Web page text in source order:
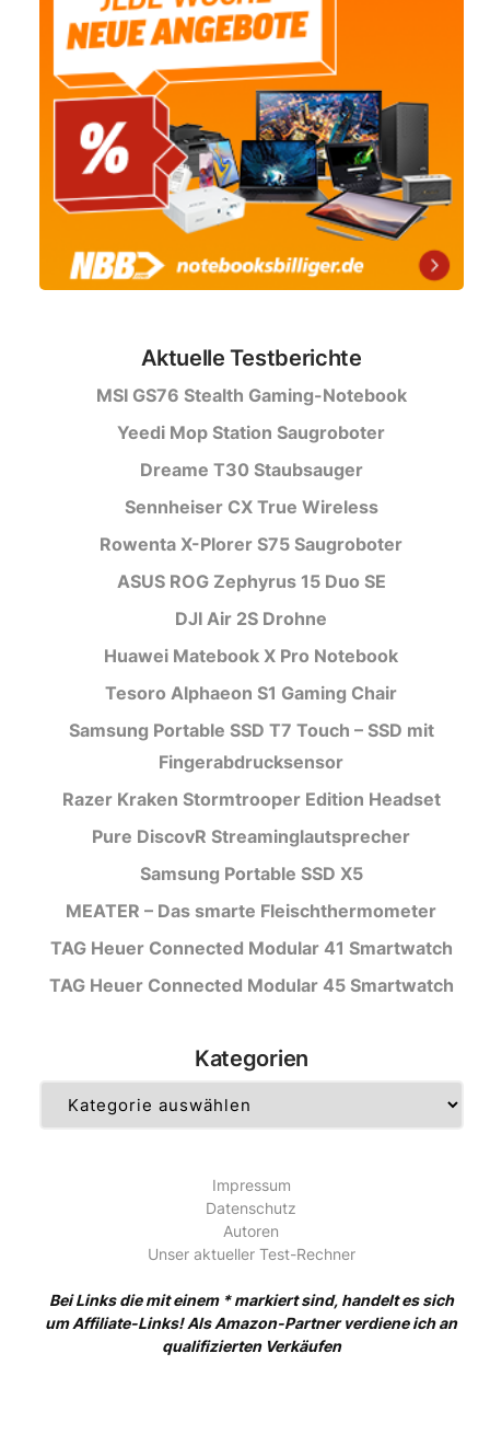
Aktuelle Testberichte
MSI GS76 Stealth Gaming-Notebook
Yeedi Mop Station Saugroboter
Dreame T30 Staubsauger
Sennheiser CX True Wireless
Rowenta X-Plorer S75 Saugroboter
ASUS ROG Zephyrus 15 Duo SE
DJI Air 2S Drohne
Huawei Matebook X Pro Notebook
Tesoro Alphaeon S1 Gaming Chair
Samsung Portable SSD T7 Touch – SSD mit
Fingerabdrucksensor
Razer Kraken Stormtrooper Edition Headset
Pure DiscovR Streaminglautsprecher
Samsung Portable SSD X5
MEATER – Das smarte Fleischthermometer
TAG Heuer Connected Modular 41 Smartwatch
TAG Heuer Connected Modular 45 Smartwatch
Kategorien
Impressum
Datenschutz
Autoren
Unser aktueller Test-Rechner
Bei Links die mit einem * markiert sind, handelt es sich
um Affiliate-Links! Als Amazon-Partner verdiene ich an
qualifizierten Verkäufen